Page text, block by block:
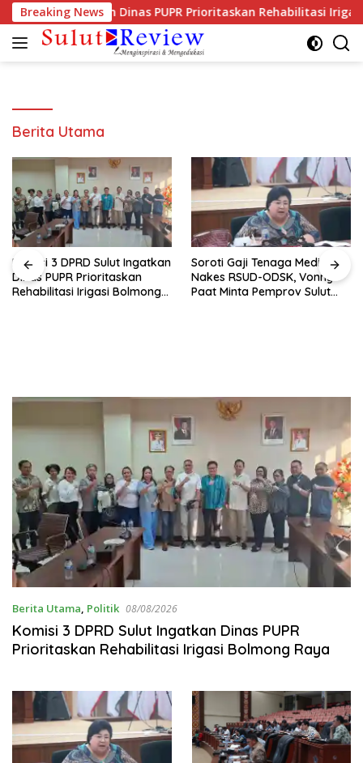
Langsung
ke
konten
Breaking News
Sulut Ingatkan Dinas PUPR Prioritaskan Rehabilitasi Irigasi
Berita Utama
Komisi 3 DPRD Sulut Ingatkan
Dinas PUPR Prioritaskan
Rehabilitasi Irigasi Bolmong
Soroti Gaji Tenaga Medis dan
Nakes RSUD-ODSK, Vonny
Paat Minta Pemprov Sulut
Berita Utama, Politik 08/08/2026
Komisi 3 DPRD Sulut Ingatkan Dinas PUPR
Prioritaskan Rehabilitasi Irigasi Bolmong Raya